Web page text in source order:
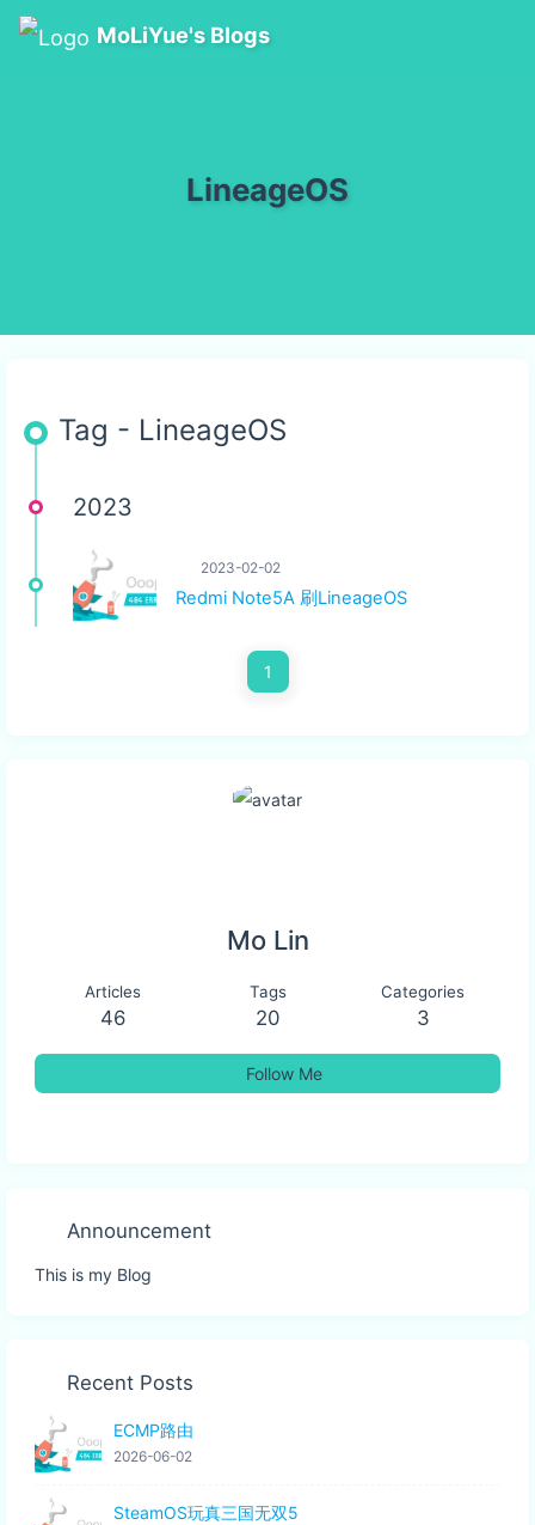
MoLiYue's Blogs
LineageOS
Tag - LineageOS
2023
2023-02-02
Redmi Note5A 刷LineageOS
1
Mo Lin
Articles
46
Tags
20
Categories
3
Follow Me
Announcement
This is my Blog
Recent Posts
ECMP路由
2026-06-02
SteamOS玩真三国无双5